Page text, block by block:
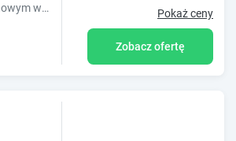
Pod Grzywaczem to nowy obiekt z apartamentami i pokojami z nowym wyposażeniem. W każdym pokoju łazienka i aneks kuchenny. Do dyspozycji gości: sala z Pokaż ceny
Zobacz ofertę